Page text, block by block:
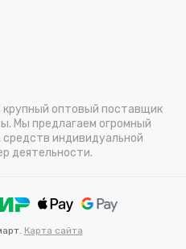
крупный оптовый поставщик
Мы предлагаем огромный
индивидуальной
деятельности.
Карта сайта